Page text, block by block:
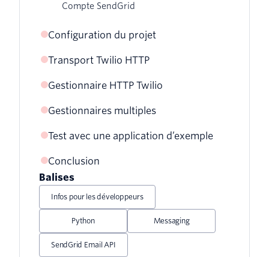
Compte SendGrid
Configuration du projet
Variables d'environnement
Transport Twilio HTTP
Gestionnaire HTTP Twilio
Gestionnaires multiples
Test avec une application d’exemple
Conclusion
Balises
Infos pour les développeurs
Python Messaging
SendGrid Email API